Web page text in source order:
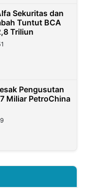
Sekuritas dan
Tuntut BCA
Triliun
Pengusutan
Miliar PetroChina